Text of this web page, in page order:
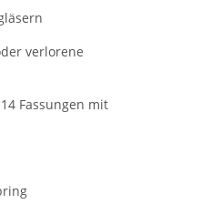
verlorene
Fassungen mit